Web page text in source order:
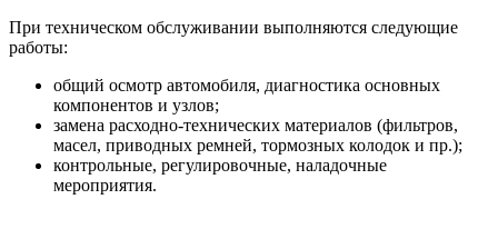
При техническом обслуживании выполняются следующие
работы:
общий осмотр автомобиля, диагностика основных
компонентов и узлов;
замена расходно-технических материалов (фильтров,
масел, приводных ремней, тормозных колодок и пр.);
контрольные, регулировочные, наладочные
мероприятия.